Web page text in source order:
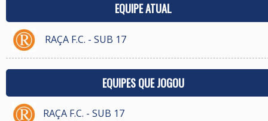
EQUIPE ATUAL
RAÇA F.C. - SUB 17
EQUIPES QUE JOGOU
RAÇA F.C. - SUB 17